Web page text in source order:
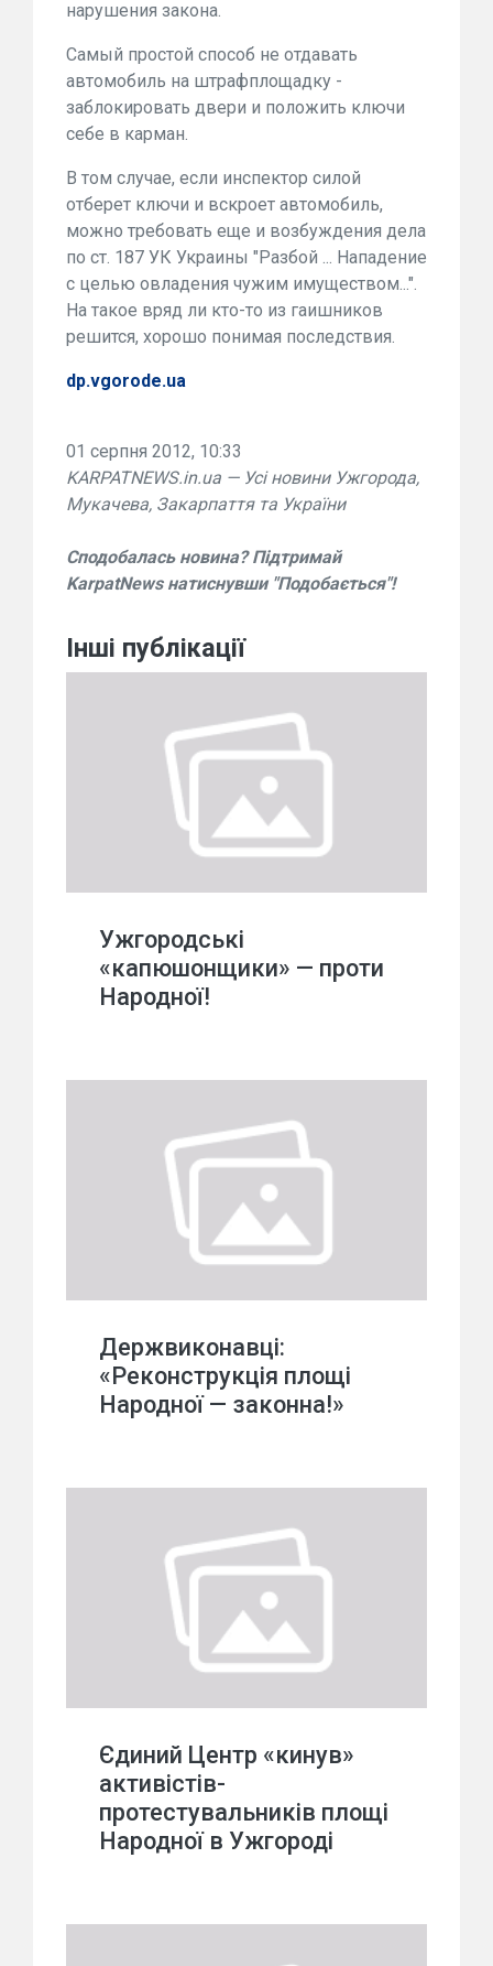
нарушения закона.
Самый простой способ не отдавать
автомобиль на штрафплощадку -
заблокировать двери и положить ключи
себе в карман.
В том случае, если инспектор силой
отберет ключи и вскроет автомобиль,
можно требовать еще и возбуждения дела
по ст. 187 УК Украины "Разбой ... Нападение
с целью овладения чужим имуществом...".
На такое вряд ли кто-то из гаишников
решится, хорошо понимая последствия.
dp.vgorode.ua
01 серпня 2012, 10:33
KARPATNEWS.in.ua — Усі новини Ужгорода,
Мукачева, Закарпаття та України
Сподобалась новина? Підтримай
KarpatNews натиснувши "Подобається"!
Інші публікації
Ужгородські
«капюшонщики» — проти
Народної!
Держвиконавці:
«Реконструкція площі
Народної — законна!»
Єдиний Центр «кинув»
активістів-
протестувальників площі
Народної в Ужгороді